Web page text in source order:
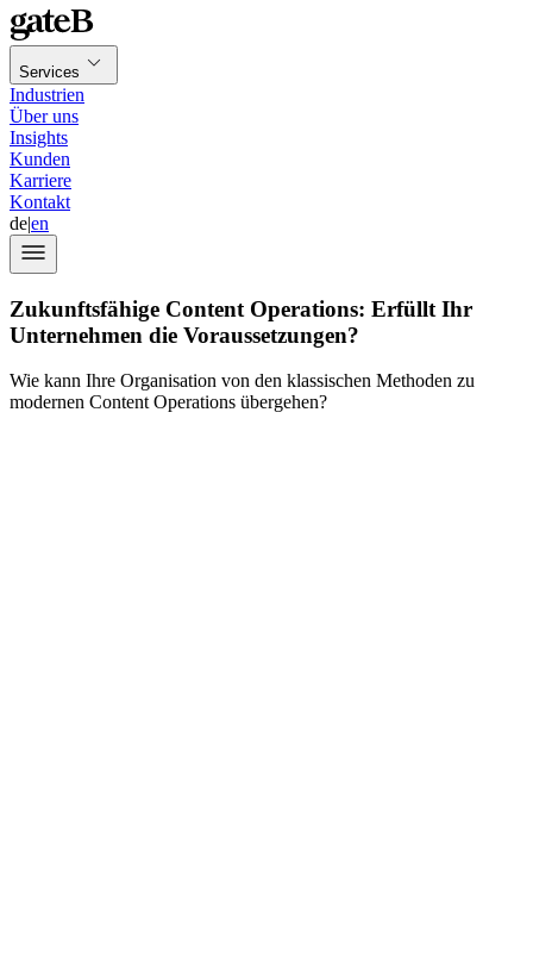
Services
Industrien
Über uns
Insights
Kunden
Karriere
Kontakt
de|en
Zukunftsfähige Content Operations: Erfüllt Ihr
Unternehmen die Voraussetzungen?
Wie kann Ihre Organisation von den klassischen Methoden zu
modernen Content Operations übergehen?